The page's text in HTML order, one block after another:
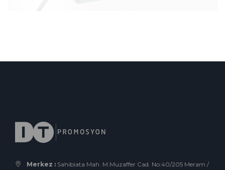
Merkez : Sahibiata Mah. M.Muzaffer Cad. No:40/205 Meram /